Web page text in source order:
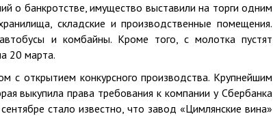
о банкротстве, имущество выставили на торги одним
складские и производственные помещения.
и комбайны. Кроме того, с молотка пустят
20 марта.
с открытием конкурсного производства. Крупнейшим
выкупила права требования к компании у Сбербанка
стало известно, что завод «Цимлянские вина»